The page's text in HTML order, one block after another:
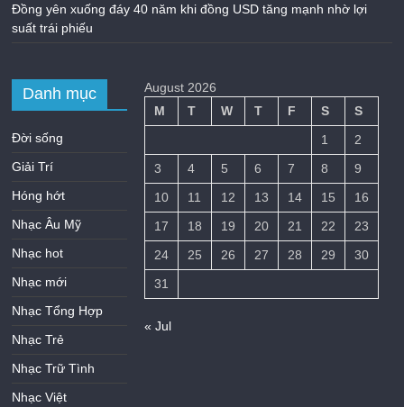
Đồng yên xuống đáy 40 năm khi đồng USD tăng mạnh nhờ lợi
suất trái phiếu
Danh mục
Đời sống
Giải Trí
Hóng hớt
Nhạc Âu Mỹ
Nhạc hot
Nhạc mới
Nhạc Tổng Hợp
Nhạc Trẻ
Nhạc Trữ Tình
Nhạc Việt
August 2026
M
T W T F S
S
1
2
3
4 5 6 7 8
9
10
11 12 13 14 15
16
17
18 19 20 21 22
23
24
25 26 27 28 29
30
31
« Jul